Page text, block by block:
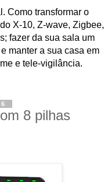
Como transformar o
X-10, Z-wave, Zigbee,
fazer da sua sala um
manter a sua casa em
e tele-vigilância.
8 pilhas